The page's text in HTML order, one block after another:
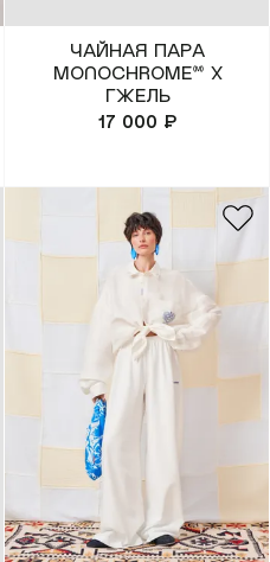
Чайная пара
MONOCHROME™ x
Гжель
17 000 ₽